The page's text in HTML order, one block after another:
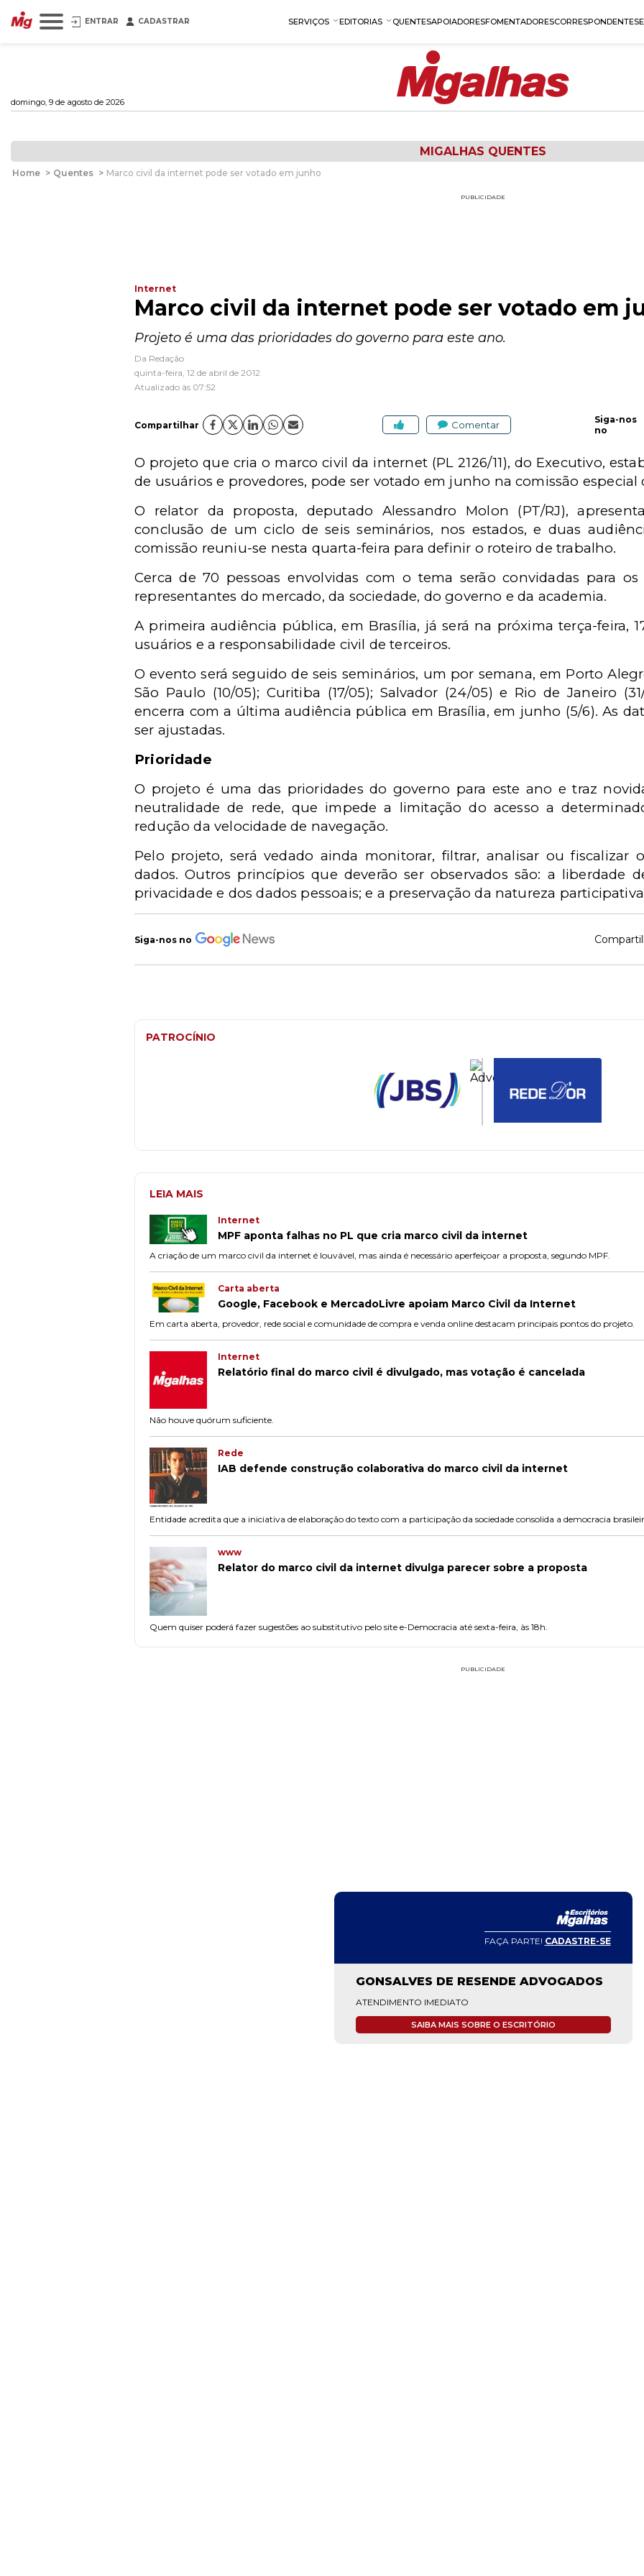
ENTRAR CADASTRAR SERVIÇOS EDITORIAS QUENTESAPOIADORESFOMENTADORESCORRESPONDENTES
domingo, 9 de agosto de 2026
MIGALHAS QUENTES
Home > Quentes > Marco civil da internet pode ser votado em junho
PUBLICIDADE
Internet
Marco civil da internet pode ser votado em
Projeto é uma das prioridades do governo para este ano.
Da Redação
quinta-feira, 12 de abril de 2012
Atualizado às 07:52
Compartilhar Comentar
Siga-nos
no
O projeto que cria o marco civil da internet (PL 2126/11), do Executivo,
de usuários e provedores, pode ser votado em junho na comissão especial
O relator da proposta, deputado Alessandro Molon (PT/RJ),
conclusão de um ciclo de seis seminários, nos estados, e duas
comissão reuniu-se nesta quarta-feira para definir o roteiro de trabalho.
Cerca de 70 pessoas envolvidas com o tema serão convidadas para
representantes do mercado, da sociedade, do governo e da academia.
A primeira audiência pública, em Brasília, já será na próxima terça-feira,
usuários e a responsabilidade civil de terceiros.
O evento será seguido de seis seminários, um por semana, em Porto
São Paulo (10/05); Curitiba (17/05); Salvador (24/05) e Rio de Janeiro
encerra com a última audiência pública em Brasília, em junho (5/6). As
ser ajustadas.
Prioridade
O projeto é uma das prioridades do governo para este ano e traz
neutralidade de rede, que impede a limitação do acesso a
redução da velocidade de navegação.
Pelo projeto, será vedado ainda monitorar, filtrar, analisar ou fiscalizar
dados. Outros princípios que deverão ser observados são: a liberdade
privacidade e dos dados pessoais; e a preservação da natureza
Siga-nos no
PATROCÍNIO
LEIA MAIS
Internet
MPF aponta falhas no PL que cria marco civil da internet
A criação de um marco civil da internet é louvável, mas ainda é necessário aperfeiçoar a proposta, segundo MPF.
Carta aberta
Google, Facebook e MercadoLivre apoiam Marco Civil da Internet
Em carta aberta, provedor, rede social e comunidade de compra e venda online destacam principais pontos do projeto.
Internet
Relatório final do marco civil é divulgado, mas votação é cancelada
Não houve quórum suficiente.
Rede
IAB defende construção colaborativa do marco civil da internet
Entidade acredita que a iniciativa de elaboração do texto com a participação da sociedade consolida a democracia
www
Relator do marco civil da internet divulga parecer sobre a proposta
Quem quiser poderá fazer sugestões ao substitutivo pelo site e-Democracia até sexta-feira, às 18h.
PUBLICIDADE
FAÇA PARTE! CADASTRE-SE
GONSALVES DE RESENDE ADVOGADOS
ATENDIMENTO IMEDIATO
SAIBA MAIS SOBRE O ESCRITÓRIO